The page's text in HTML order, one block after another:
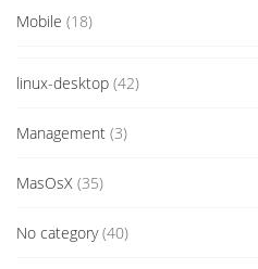
Mobile (18)
linux-desktop (42)
Management (3)
MasOsX (35)
No category(40)